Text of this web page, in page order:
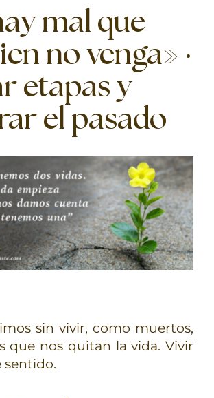
mal que
no venga» ·
etapas y
el pasado
sin vivir, como muertos,
que nos quitan la vida. Vivir
sentido.